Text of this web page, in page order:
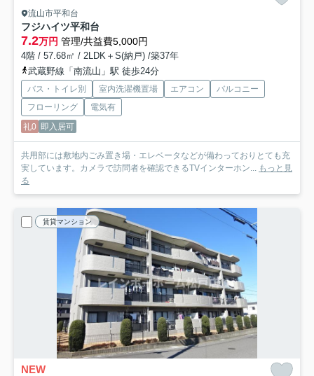
流山市平和台
フジハイツ平和台
7.2万円 管理/共益費5,000円
4階 / 57.68㎡ / 2LDK＋S(納戸) /築37年
武蔵野線「南流山」駅 徒歩24分
バス・トイレ別 室内洗濯機置場 エアコン
バルコニー
フローリング
電気有
礼0 即入居可
共用部には敷地内ごみ置き場・エレベータなどが備わっておりとても充
実しています。カメラで訪問者を確認できるTVインターホン... もっと見
る
賃貸マンション
NEW